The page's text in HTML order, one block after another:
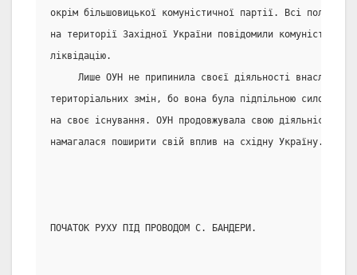
окрім більшовицької комуністичної партії. Всі
на території Західної України повідомили комуністичну
ліквідацію.
Лише ОУН не припинила своєї діяльності внаслідок
територіальних змін, бо вона була підпільною силою і
на своє існування. ОУН продовжувала свою діяльність
намагалася поширити свій вплив на східну Україну.
ПОЧАТОК РУХУ ПІД ПРОВОДОМ С. БАНДЕРИ.